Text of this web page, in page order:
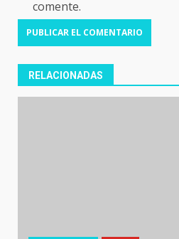
comente.
RELACIONADAS